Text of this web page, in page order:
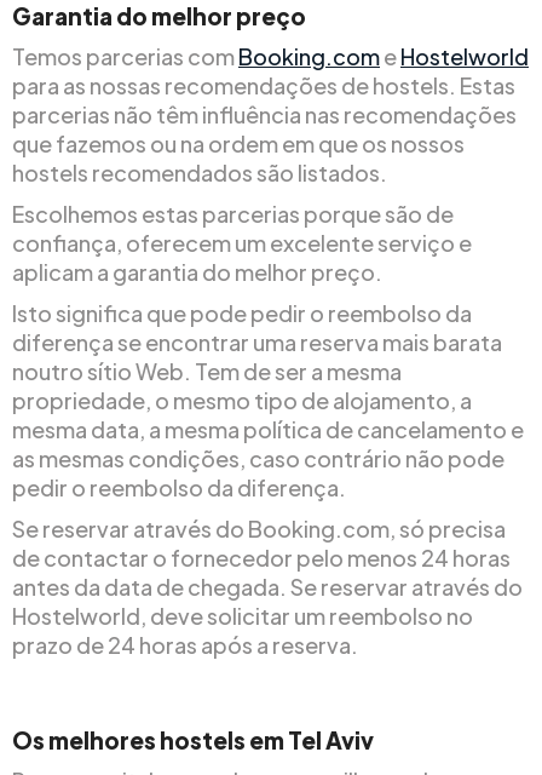
Garantia do melhor preço
Temos parcerias comBooking.comeHostelworld
para as nossas recomendações de hostels. Estas
parcerias não têm influência nas recomendações
que fazemos ou na ordem em que os nossos
hostels recomendados são listados.
Escolhemos estas parcerias porque são de
confiança, oferecem um excelente serviço e
aplicam a garantia do melhor preço.
Isto significa que pode pedir o reembolso da
diferença se encontrar uma reserva mais barata
noutro sítio Web. Tem de ser a mesma
propriedade, o mesmo tipo de alojamento, a
mesma data, a mesma política de cancelamento e
as mesmas condições, caso contrário não pode
pedir o reembolso da diferença.
Se reservar através do Booking.com, só precisa
de contactar o fornecedor pelo menos 24 horas
antes da data de chegada. Se reservar através do
Hostelworld, deve solicitar um reembolso no
prazo de 24 horas após a reserva.
Os melhores hostels em Tel Aviv